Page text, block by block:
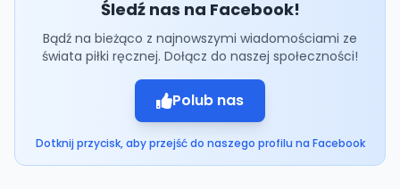
Śledź nas na Facebook!
Bądź na bieżąco z najnowszymi wiadomościami ze
świata piłki ręcznej. Dołącz do naszej społeczności!
Polub nas
Dotknij przycisk, aby przejść do naszego profilu na Facebook